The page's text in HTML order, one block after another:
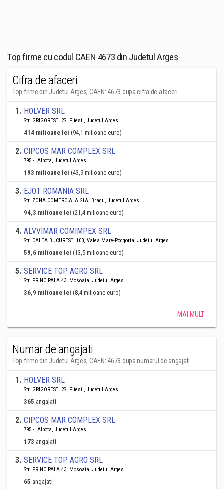
Top firme cu codul CAEN 4673 din Judetul Arges
Cifra de afaceri
Top firme din Judetul Arges, CAEN: 4673 dupa cifra de afaceri
1. HOLVER SRL
Str. GRIGORESTI 2S, Pitesti, Judetul Arges
414 milioane lei (94,1 milioane euro)
2. CIPCOS MAR COMPLEX SRL
795 -, Albota, Judetul Arges
193 milioane lei (43,9 milioane euro)
3. EJOT ROMANIA SRL
Str. ZONA COMERCIALA 21A, Bradu, Judetul Arges
94,3 milioane lei (21,4 milioane euro)
4. ALVVIMAR COMIMPEX SRL
Str. CALEA BUCURESTI 100, Valea Mare-Podgoria, Judetul Arges
59,6 milioane lei (13,5 milioane euro)
5. SERVICE TOP AGRO SRL
Str. PRINCIPALA 43, Mosoaia, Judetul Arges
36,9 milioane lei (8,4 milioane euro)
MAI MULT
Numar de angajati
Top firme din Judetul Arges, CAEN: 4673 dupa numarul de angajati
1. HOLVER SRL
Str. GRIGORESTI 2S, Pitesti, Judetul Arges
365 angajati
2. CIPCOS MAR COMPLEX SRL
795 -, Albota, Judetul Arges
173 angajati
3. SERVICE TOP AGRO SRL
Str. PRINCIPALA 43, Mosoaia, Judetul Arges
65 angajati